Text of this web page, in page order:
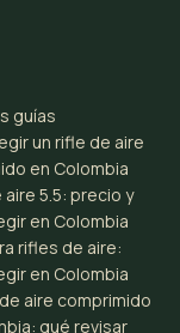
guías
un rifle de aire
en Colombia
5.5: precio y
en Colombia
rifles de aire:
en Colombia
aire comprimido
qué revisar